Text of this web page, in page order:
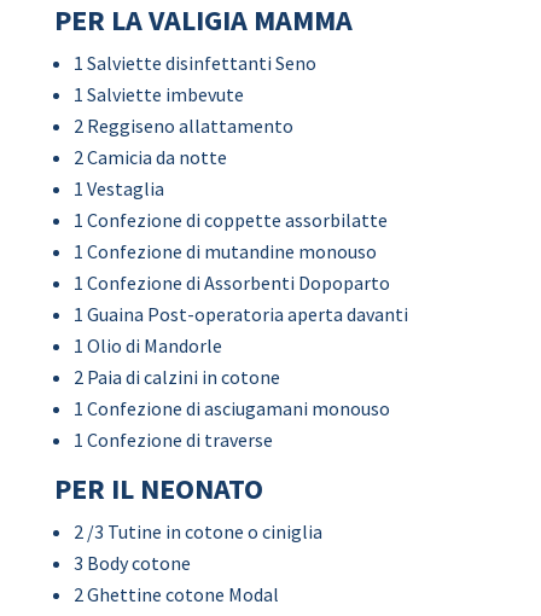
PER LA VALIGIA MAMMA
1 Salviette disinfettanti Seno
1 Salviette imbevute
2 Reggiseno allattamento
2 Camicia da notte
1 Vestaglia
1 Confezione di coppette assorbilatte
1 Confezione di mutandine monouso
1 Confezione di Assorbenti Dopoparto
1 Guaina Post-operatoria aperta davanti
1 Olio di Mandorle
2 Paia di calzini in cotone
1 Confezione di asciugamani monouso
1 Confezione di traverse
PER IL NEONATO
2 /3 Tutine in cotone o ciniglia
3 Body cotone
2 Ghettine cotone Modal